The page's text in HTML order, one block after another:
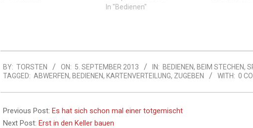
In "Bedienen"
09-
05
BY: TORSTEN ON: 5. SEPTEMBER 2013 IN: BEDIENEN, BEIM STECHEN,
TAGGED: ABWERFEN, BEDIENEN, KARTENVERTEILUNG, ZUGEBEN WITH: 0
Previous Post: Es hat sich schon mal einer totgemischt
Next Post: Erst in den Keller bauen